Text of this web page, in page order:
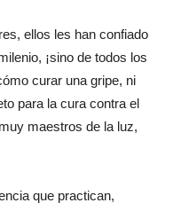
ellos les han confiado
¡sino de todos los
curar una gripe, ni
para la cura contra el
maestros de la luz,
que practican,